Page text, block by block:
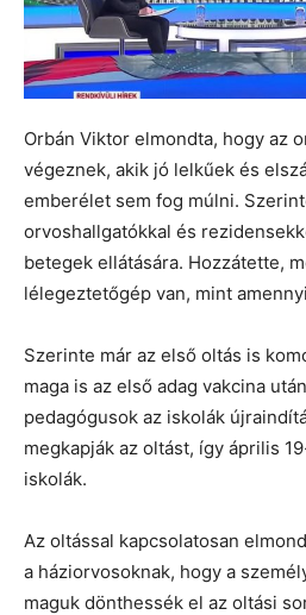
Orbán Viktor elmondta, hogy az
végeznek, akik jó lelkűek és
emberélet sem fog múlni.
orvoshallgatókkal és
betegek ellátására. Hozzátette,
lélegeztetőgép van, mint
Szerinte már az első oltás is
maga is az első adag vakcina
pedagógusok az iskolák
megkapják az oltást, így április
iskolák.
Az oltással kapcsolatosan
a háziorvosoknak, hogy a
maguk dönthessék el az oltási